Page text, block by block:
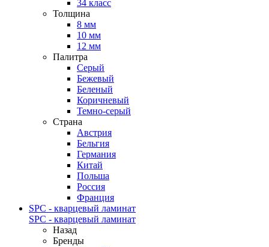
34 класс
Толщина
8 мм
10 мм
12 мм
Палитра
Серый
Бежевый
Беленый
Коричневый
Темно-серый
Страна
Австрия
Бельгия
Германия
Китай
Польша
Россия
Франция
SPC - кварцевый ламинат
SPC - кварцевый ламинат
Назад
Бренды